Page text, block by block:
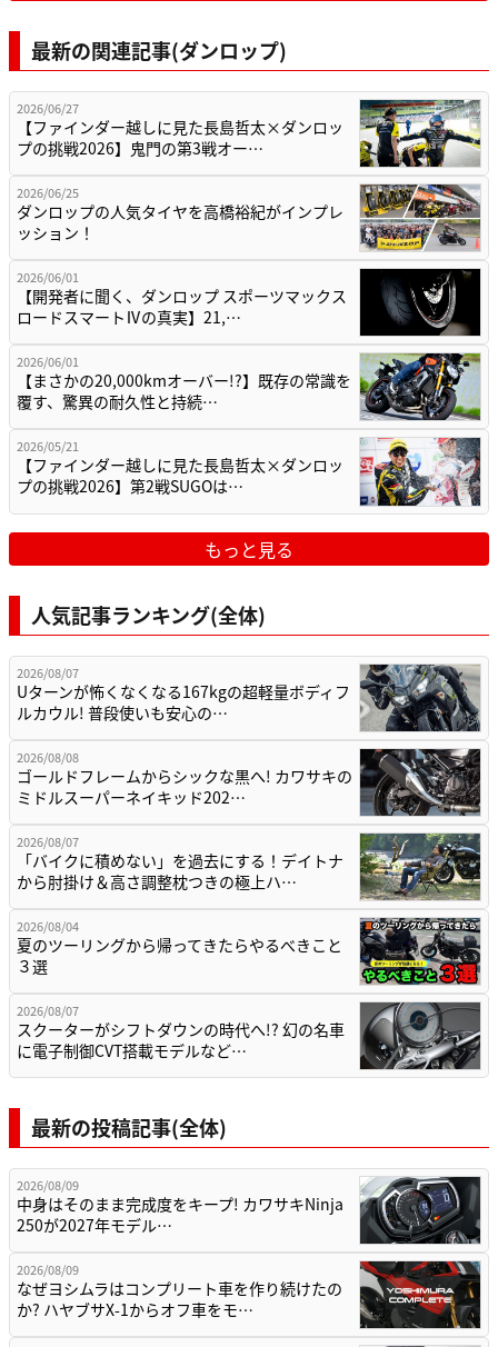
最新の関連記事(ダンロップ)
2026/06/27
【ファインダー越しに見た長島哲太×ダンロッ
プの挑戦2026】鬼門の第3戦オー…
2026/06/25
ダンロップの人気タイヤを高橋裕紀がインプレ
ッション！
2026/06/01
【開発者に聞く、ダンロップ スポーツマックス
ロードスマートⅣの真実】21,…
2026/06/01
【まさかの20,000kmオーバー!?】既存の常識を
覆す、驚異の耐久性と持続…
2026/05/21
【ファインダー越しに見た長島哲太×ダンロッ
プの挑戦2026】第2戦SUGOは…
もっと見る
人気記事ランキング(全体)
2026/08/07
Uターンが怖くなくなる167kgの超軽量ボディフ
ルカウル! 普段使いも安心の…
2026/08/08
ゴールドフレームからシックな黒へ! カワサキの
ミドルスーパーネイキッド202…
2026/08/07
「バイクに積めない」を過去にする！デイトナ
から肘掛け＆高さ調整枕つきの極上ハ…
2026/08/04
夏のツーリングから帰ってきたらやるべきこと
３選
2026/08/07
スクーターがシフトダウンの時代へ!? 幻の名車
に電子制御CVT搭載モデルなど…
最新の投稿記事(全体)
2026/08/09
中身はそのまま完成度をキープ! カワサキNinja
250が2027年モデル…
2026/08/09
なぜヨシムラはコンプリート車を作り続けたの
か? ハヤブサX-1からオフ車をモ…